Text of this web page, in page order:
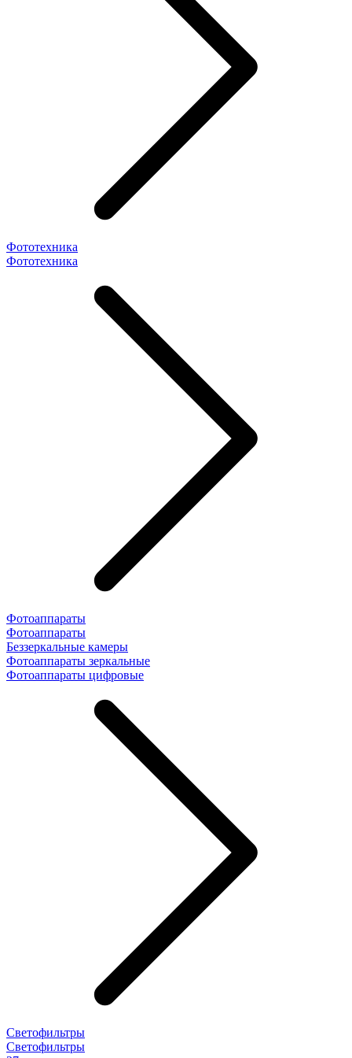
Фототехника
Фототехника
Фотоаппараты
Фотоаппараты
Беззеркальные камеры
Фотоаппараты зеркальные
Фотоаппараты цифровые
Светофильтры
Светофильтры